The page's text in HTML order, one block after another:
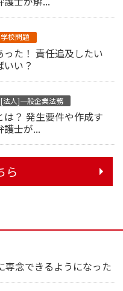
学校問題
た！ 責任追及したい
い？
[法人]一般企業法務
？ 発生要件や作成す
護士が...
ら
専念できるようになった